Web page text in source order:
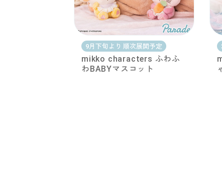
9月下旬より 順次展開予定
mikko characters ふわふ
わBABYマスコット